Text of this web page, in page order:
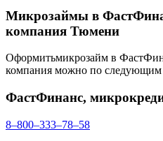
Микрозаймы в
компания Тюмени
Оформитьмикрозайм в
компания можно по следующим
ФастФинанс,
8‒800‒333‒78‒58